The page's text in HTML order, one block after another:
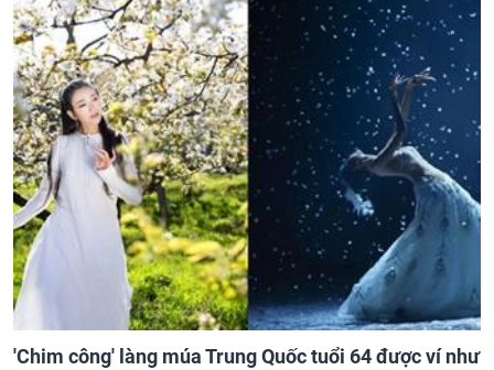
'Chim công' làng múa Trung Quốc tuổi 64 được ví như